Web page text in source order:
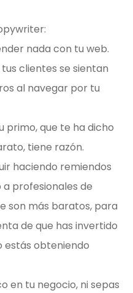
nada con tu web.
tus clientes se sientan
al navegar por tu
primo, que te ha dicho
tiene razón.
haciendo remiendos
profesionales de
son más baratos, para
de que has invertido
estás obteniendo
en tu negocio, ni sepas